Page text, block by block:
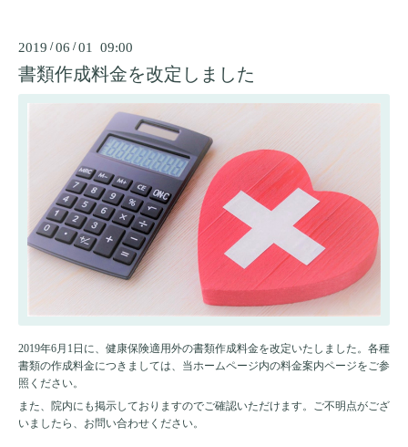
2019 /06 /01 09:00
書類作成料金を改定しました
2019年6月1日に、健康保険適用外の書類作成料金を改定いたしました。各種
書類の作成料金につきましては、当ホームページ内の料金案内ページをご参
照ください。
また、院内にも掲示しておりますのでご確認いただけます。ご不明点がござ
いましたら、お問い合わせください。